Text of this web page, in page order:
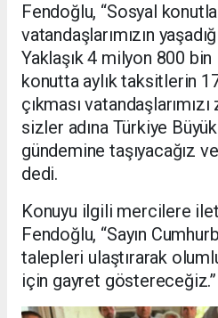
Fendoğlu, “Sosyal
vatandaşlarımızın
Yaklaşık 4 milyon 800
konutta aylık taksitlerin
çıkması
sizler adına Türkiye
gündemine taşıyacağız
dedi.
Konuyu ilgili mercilere
Fendoğlu, “Sayın
talepleri ulaştırarak
için gayret